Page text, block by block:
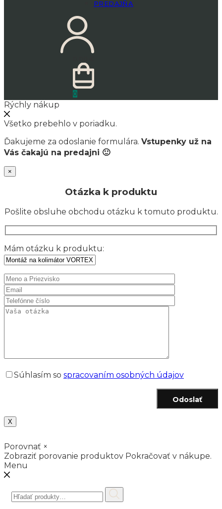
PREDAJŇA
0
Rýchly nákup
Všetko prebehlo v poriadku.
Ďakujeme za odoslanie formulára. Vstupenky už na
Vás čakajú na predajni 🙂
×
Otázka k produktu
Pošlite obsluhe obchodu otázku k tomuto produktu.
Mám otázku k produktu:
Súhlasím so spracovaním osobných údajov
Odoslať
X
Porovnať ×
Zobraziť porovanie produktov Pokračovať v nákupe.
Menu
Hľadať: